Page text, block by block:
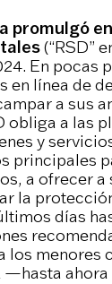
promulgó
(“RSD”
En pocas
en línea de
a sus
obliga a las
y
principales
a ofrecer a
la
días
los menores
—hasta